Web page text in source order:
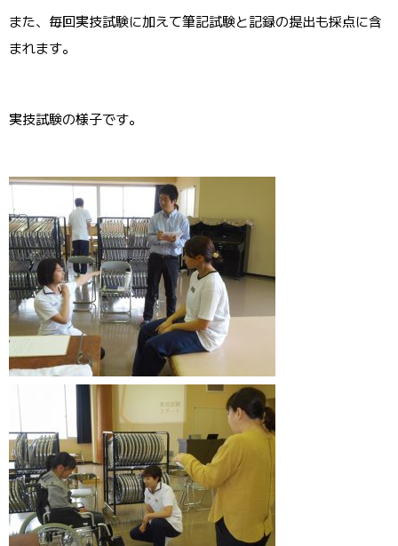
また、毎回実技試験に加えて筆記試験と記録の提出も採点に含
まれます。
実技試験の様子です。